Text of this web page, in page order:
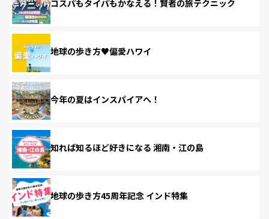
コスパもタイパもかなえる！賢者の旅テクニック
地球の歩き方♥偏愛ハワイ
今年の夏はインスパイアへ！
知れば知るほど好きになる 湘南・江の島
地球の歩き方45周年記念 インド特集